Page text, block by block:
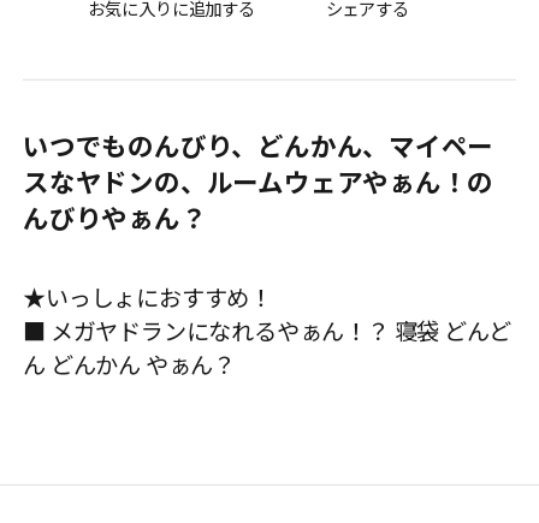
お気に入りに追加する シェアする
いつでものんびり、どんかん、マイペー
スなヤドンの、ルームウェアやぁん！の
んびりやぁん？
★いっしょにおすすめ！
■ メガヤドランになれるやぁん！？ 寝袋 どんど
ん どんかん やぁん？